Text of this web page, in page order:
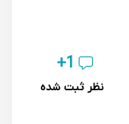
1+
نظر ثبت شده